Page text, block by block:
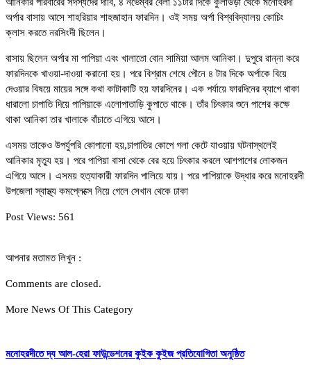
অর্পার বাসায় আসে শাহরিয়ার শাহজাহান ফারদিন। ওই সময় অর্পা বিশ্ববিদ্যালয় কোচিং
ক্লাস করতে নরসিংদী ছিলেন।
বাসায় ছিলেন অর্পার মা পাপিয়া এবং খালাতো বোন সামিয়া আলম আনিকা। দুপুরে রান্না করে
ফারদিনকে খাওয়া-দাওয়া করানো হয়। পরে বিশ্রাম শেষে পৌনে ৪ টার দিকে অর্পাকে বিয়ে
দেওয়ার বিষয়ে মায়ের সঙ্গে কথা কাটাকাটি হয় ফারদিনের। এক পর্যায়ে ফারদিনের ব্যাগে থাকা
ধারালো চাপাতি দিয়ে পাপিয়াকে এলোপাতাড়ি কুপাতে থাকে। তাঁর চিৎকার শুনে পাশের কক্ষে
থাকা আনিকা তার খালাকে বাঁচাতে এগিয়ে আসে।
এসময় তাকেও উপর্যুপরি কোপানো হয়,চাপাতির কোপে গলা কেটে যাওয়ায় ঘটনাস্থলেই
আনিকার মৃত্যু হয়। পরে পাপিয়া বাসা থেকে বের হয়ে চিৎকার করলে আশপাশের লোকজন
এগিয়ে আসে। এসময় হত্যাকারী ফারদিন পালিয়ে যায়। পরে পাপিয়াকে উদ্ধার করে মনোহরদী
উপজেলা স্বাস্থ্য কমপ্লেক্সে নিয়ে গেলে সেখান থেকে ঢাকা
Post Views: 561
আপনার মতামত লিখুন :
Comments are closed.
More News Of This Category
মনোহরদীতে দ্য আল-হেরা ফাউন্ডেশনের কুইক কুইজ প্রতিযোগিতা অনুষ্ঠিত